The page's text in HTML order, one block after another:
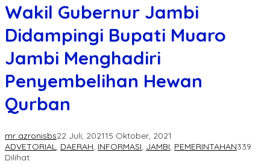
Wakil Gubernur Jambi
Didampingi Bupati Muaro
Jambi Menghadiri
Penyembelihan Hewan
Qurban
mr azronisbs22 Juli, 202115 Oktober, 2021
ADVETORIAL, DAERAH, INFORMASI, JAMBI, PEMERINTAHAN339
Dilihat